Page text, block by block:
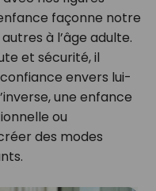
façonne notre
à l’âge adulte.
et sécurité, il
envers lui-
une enfance
ou
des modes